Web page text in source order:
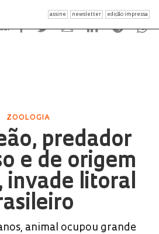
assine newsletter edição impressa
ZOOLOGIA
predador
e de origem
invade litoral
animal ocupou grande